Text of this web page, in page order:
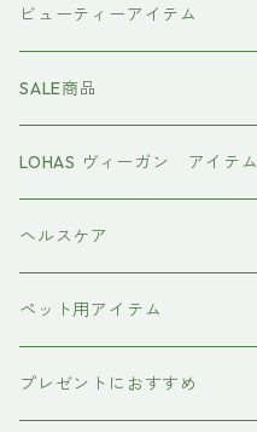
カラーシャンプー
#イマヘア
頭皮ケアアイテム
強髪
ダークニル
スタイリング剤
N .（エヌドット）
インプライム
塩基性カラー剤
クロマID
ビューティーアイテム
MTG REFA
ヤーマン YAMAN
美容液
オールインワンジェル
ボディソープ
洗顔料
SALE商品
LOHAS ヴィーガン アイテム
ヴィーガン認証
ヘルスケア
エイジングケア
ペット用アイテム
犬用シャンプー
プレゼントにおすすめ